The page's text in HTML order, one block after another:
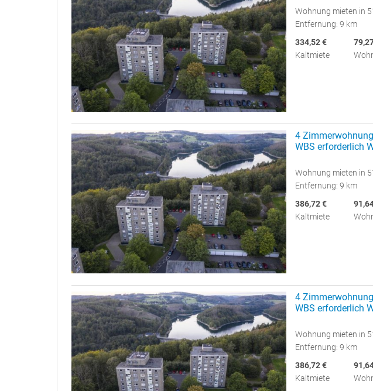
Wohnung mieten in
Entfernung: 9 km
334,52 €
Kaltmiete
4
WBS erforderlich
Wohnung mieten in
Entfernung: 9 km
386,72 €
Kaltmiete
4
WBS erforderlich
Wohnung mieten in
Entfernung: 9 km
386,72 €
Kaltmiete